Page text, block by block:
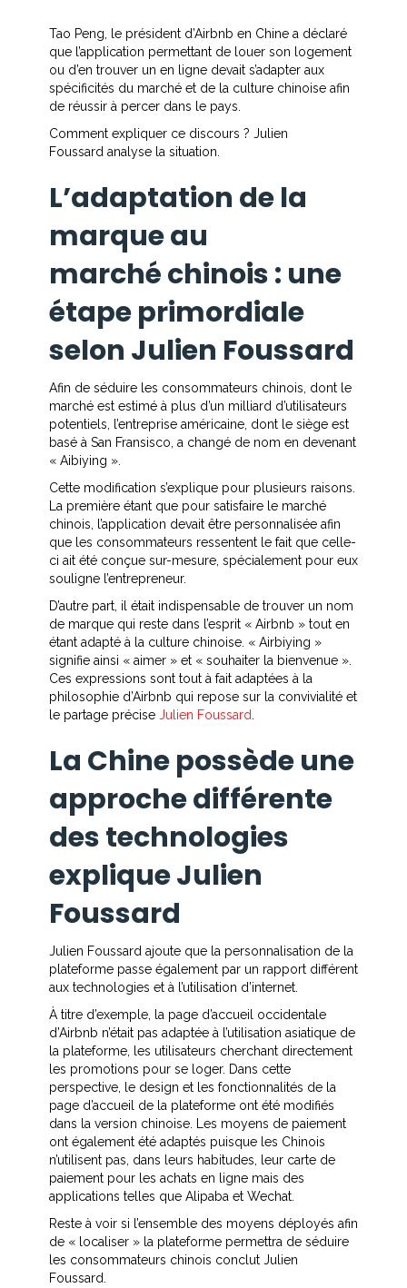
Tao Peng, le président d’Airbnb en Chine a déclaré
que l’application permettant de louer son logement
ou d’en trouver un en ligne devait s’adapter aux
spécificités du marché et de la culture chinoise afin
de réussir à percer dans le pays.
Comment expliquer ce discours ? Julien
Foussard analyse la situation.
L’adaptation de la
marque au
marché chinois : une
étape primordiale
selon Julien Foussard
Afin de séduire les consommateurs chinois, dont le
marché est estimé à plus d’un milliard d’utilisateurs
potentiels, l’entreprise américaine, dont le siège est
basé à San Fransisco, a changé de nom en devenant
« Aibiying ».
Cette modification s’explique pour plusieurs raisons.
La première étant que pour satisfaire le marché
chinois, l’application devait être personnalisée afin
que les consommateurs ressentent le fait que celle-
ci ait été conçue sur-mesure, spécialement pour eux
souligne l’entrepreneur.
D’autre part, il était indispensable de trouver un nom
de marque qui reste dans l’esprit « Airbnb » tout en
étant adapté à la culture chinoise. « Airbiying »
signifie ainsi « aimer » et « souhaiter la bienvenue ».
Ces expressions sont tout à fait adaptées à la
philosophie d’Airbnb qui repose sur la convivialité et
le partage précise Julien Foussard
La Chine possède une
approche différente
des technologies
explique Julien
Foussard
Julien Foussard ajoute que la personnalisation de la
plateforme passe également par un rapport différent
aux technologies et à l’utilisation d’internet.
À titre d’exemple, la page d’accueil occidentale
d’Airbnb n’était pas adaptée à l’utilisation asiatique de
la plateforme, les utilisateurs cherchant directement
les promotions pour se loger. Dans cette
perspective, le design et les fonctionnalités de la
page d’accueil de la plateforme ont été modifiés
dans la version chinoise. Les moyens de paiement
ont également été adaptés puisque les Chinois
n’utilisent pas, dans leurs habitudes, leur carte de
paiement pour les achats en ligne mais des
applications telles que Alipaba et Wechat.
Reste à voir si l’ensemble des moyens déployés afin
de « localiser » la plateforme permettra de séduire
les consommateurs chinois conclut Julien
Foussard.